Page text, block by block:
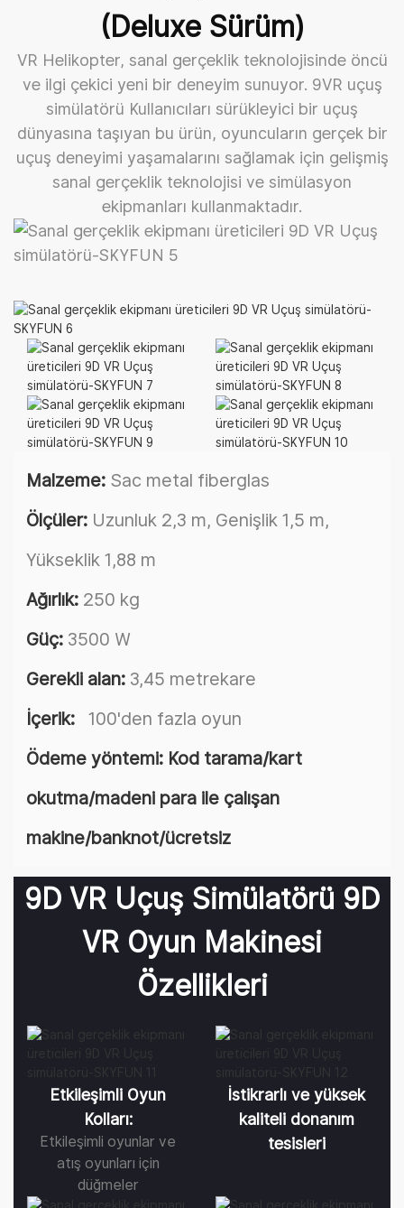
(Deluxe Sürüm)
VR Helikopter, sanal gerçeklik teknolojisinde öncü
ve ilgi çekici yeni bir deneyim sunuyor. 9VR uçuş
simülatörü Kullanıcıları sürükleyici bir uçuş
dünyasına taşıyan bu ürün, oyuncuların gerçek bir
uçuş deneyimi yaşamalarını sağlamak için gelişmiş
sanal gerçeklik teknolojisi ve simülasyon
ekipmanları kullanmaktadır.
Malzeme: Sac metal fiberglas
Ölçüler: Uzunluk 2,3 m, Genişlik 1,5 m,
Yükseklik 1,88 m
Ağırlık: 250 kg
Güç: 3500 W
Gerekli alan: 3,45 metrekare
İçerik:
100'den fazla oyun
Ödeme yöntemi: Kod tarama/kart
okutma/madeni para ile çalışan
makine/banknot/ücretsiz
9D VR Uçuş Simülatörü 9D
VR Oyun Makinesi
Özellikleri
Etkileşimli Oyun
Kolları:
Etkileşimli oyunlar ve
atış oyunları için
düğmeler
İstikrarlı ve yüksek
kaliteli donanım
tesisleri